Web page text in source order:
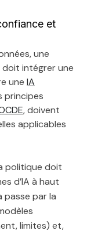
et
une
doit intégrer une
une IA
principes
, doivent
applicables
politique doit
d’IA à haut
passe par la
limites) et,